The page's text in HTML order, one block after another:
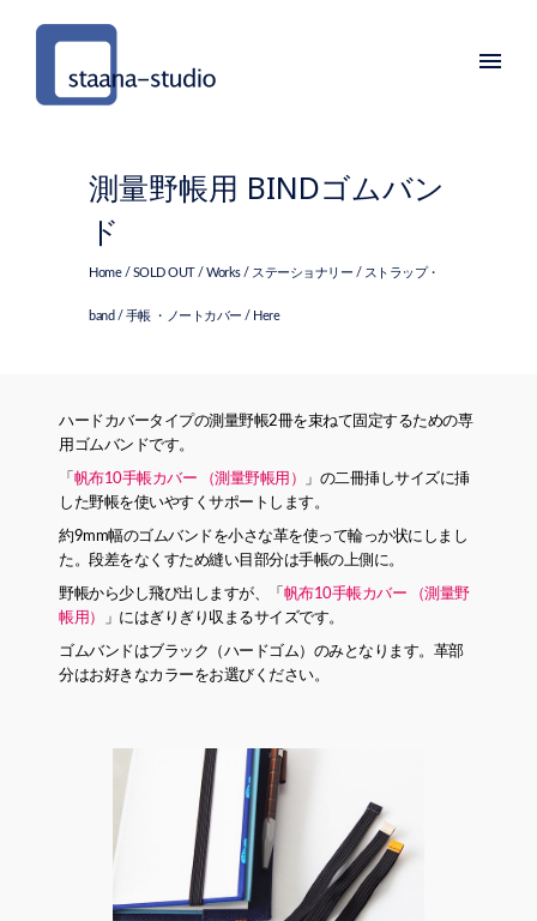
測量野帳用 BINDゴムバン
ド
Home/ SOLD OUT/ Works/ ステーショナリー / ストラップ・
band / 手帳 ・ノートカバー / Here
ハードカバータイプの測量野帳2冊を束ねて固定するための専
用ゴムバンドです。
「 帆布10手帳カバー （測量野帳用）
」の二冊挿しサイズに挿
した野帳を使いやすくサポートします。
約9mm幅のゴムバンドを小さな革を使って輪っか状にしまし
た。段差をなくすため縫い目部分は手帳の上側に。
野帳から少し飛び出しますが、「 帆布10手帳カバー （測量野
帳用）
」にはぎりぎり収まるサイズです。
ゴムバンドはブラック（ハードゴム）のみとなります。革部
分はお好きなカラーをお選びください。